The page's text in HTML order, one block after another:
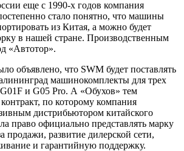
еще с 1990-х годов компания
стало понятно, что машины
из Китая, а можно будет
в нашей стране. Производственным
«Автотор».
объявлено, что SWM будет поставлять
машинокомплекты для трех
и G05 Pro. А «Обухов» тем
по которому компания
дистрибьютором китайского
право официально представлять марку
продажи, развитие дилерской сети,
и гарантийную поддержку.